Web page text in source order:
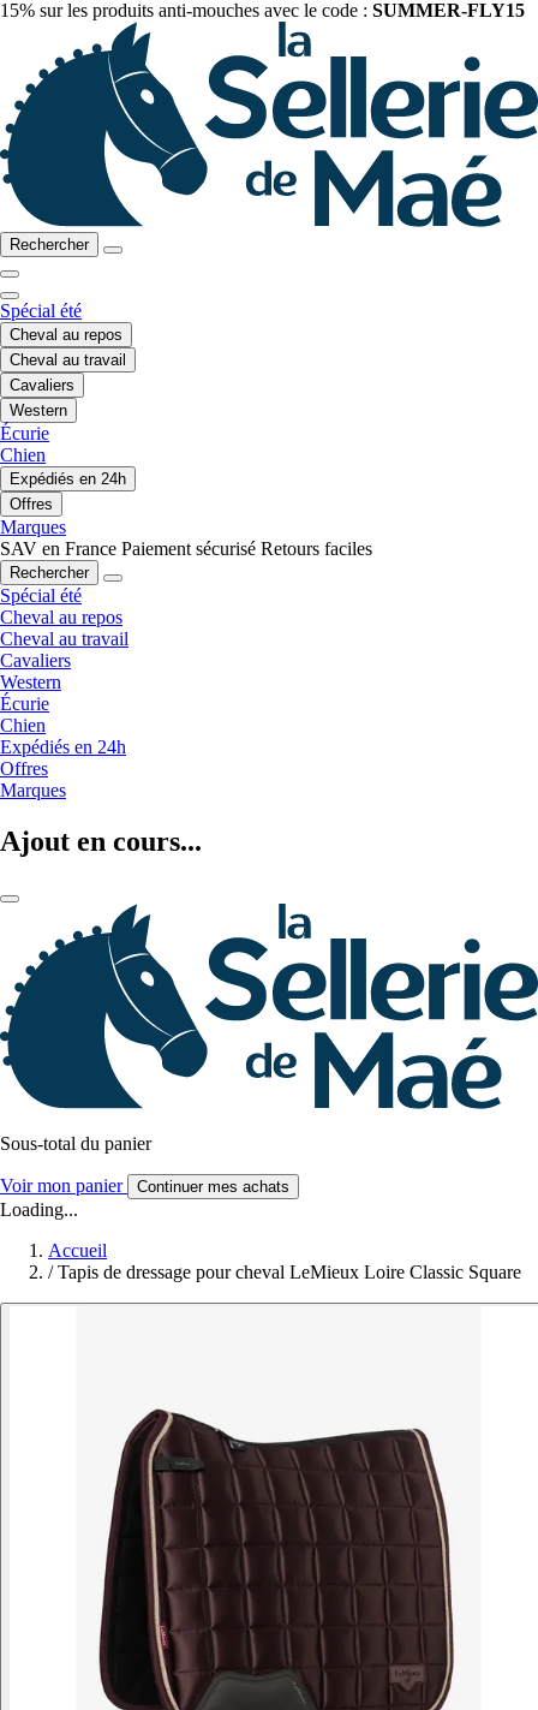
15% sur les produits anti-mouches avec le code : SUMMER-FLY15
Rechercher
Spécial été
Cheval au repos
Cheval au travail
Cavaliers
Western
Écurie
Chien
Expédiés en 24h
Offres
Marques
SAV en France Paiement sécurisé Retours faciles
Rechercher
Spécial été
Cheval au repos
Cheval au travail
Cavaliers
Western
Écurie
Chien
Expédiés en 24h
Offres
Marques
Ajout en cours...
Sous-total du panier
Voir mon panier Continuer mes achats
Loading...
Accueil
/ Tapis de dressage pour cheval LeMieux Loire Classic Square